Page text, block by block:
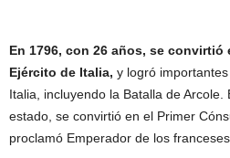
En 1796, con 26 años, se convirtió
Ejército de Italia, y logró
Italia, incluyendo la Batalla de
estado, se convirtió en el Primer
proclamó Emperador de los franceses.